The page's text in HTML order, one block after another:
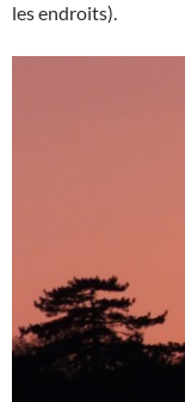
les endroits).